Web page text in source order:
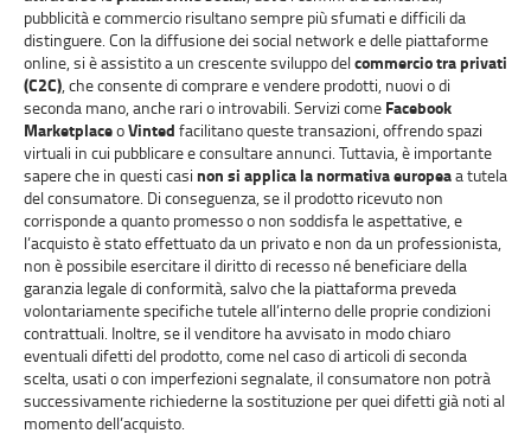
pubblicità e commercio risultano sempre più sfumati e difficili da
distinguere. Con la diffusione dei social network e delle piattaforme
online, si è assistito a un crescente sviluppo delcommercio tra privati
(C2C) , che consente di comprare e vendere prodotti, nuovi o di
seconda mano, anche rari o introvabili. Servizi come Facebook
MarketplaceoVinted facilitano queste transazioni, offrendo spazi
virtuali in cui pubblicare e consultare annunci. Tuttavia, è importante
sapere che in questi casi non si applica la normativa europeaa tutela
del consumatore. Di conseguenza, se il prodotto ricevuto non
corrisponde a quanto promesso o non soddisfa le aspettative, e
l’acquisto è stato effettuato da un privato e non da un professionista,
non è possibile esercitare il diritto di recesso né beneficiare della
garanzia legale di conformità, salvo che la piattaforma preveda
volontariamente specifiche tutele all’interno delle proprie condizioni
contrattuali. Inoltre, se il venditore ha avvisato in modo chiaro
eventuali difetti del prodotto, come nel caso di articoli di seconda
scelta, usati o con imperfezioni segnalate, il consumatore non potrà
successivamente richiederne la sostituzione per quei difetti già noti al
momento dell’acquisto.